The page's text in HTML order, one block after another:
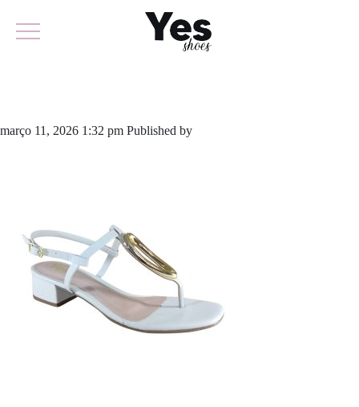
março 11, 2026 1:32 pm Published by